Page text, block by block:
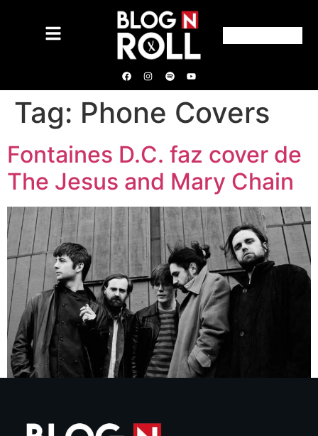
Tag: Phone Covers
Fontaines D.C. faz cover de
The Jesus and Mary Chain